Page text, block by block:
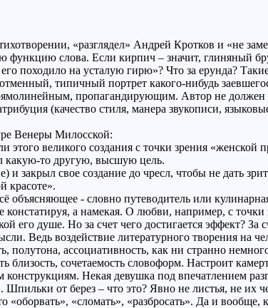
«разглядел» Андрей Кротков и «не
слова. Если кирпич – значит, глиняный
походило на усталую гирю»? Что за ерунда?
типичный портрет какого-нибудь
пропагандирующим. Автор не
(качество стиля, манера звукописи,
Венеры Милосской:
великого создания с точки зрения «женской
какую-то другую, высшую цель.
и закрыл свое создание до чресл, чтобы не
красоте».
объясняющее - словно путеводитель или
констатируя, а намекая. О любви, например, с
его душе. Но за счет чего достигается эффект?
Ведь воздействие литературного творения на
полутона, ассоциативность, как ни странно
близость, сочетаемость словоформ. Настроит
Некая девушка под впечатлением
Шпильки от берез – что это? Явно не листья, не
«оборвать», «сломать», «разбросать». Да и